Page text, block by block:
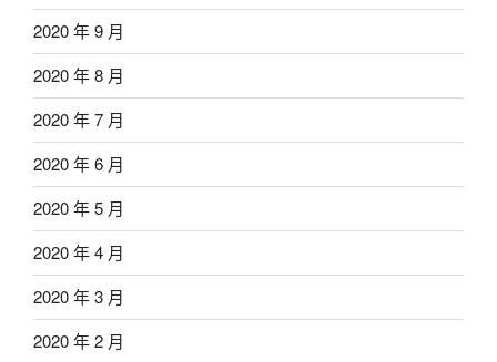
2020 年 9 月
2020 年 8 月
2020 年 7 月
2020 年 6 月
2020 年 5 月
2020 年 4 月
2020 年 3 月
2020 年 2 月